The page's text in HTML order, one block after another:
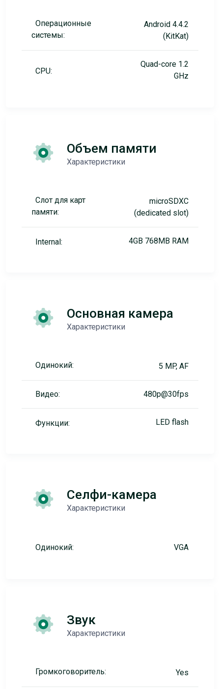
Операционные
системы:
Android 4.4.2
(KitKat)
CPU:
Quad-core 1.2
GHz
Объем памяти
Характеристики
Слот для карт
памяти:
microSDXC
(dedicated slot)
Internal: 4GB 768MB RAM
Основная камера
Характеристики
Одинокий: 5 MP, AF
Видео: 480p@30fps
Функции: LED flash
Селфи-камера
Характеристики
Одинокий: VGA
Звук
Характеристики
Громкоговоритель: Yes